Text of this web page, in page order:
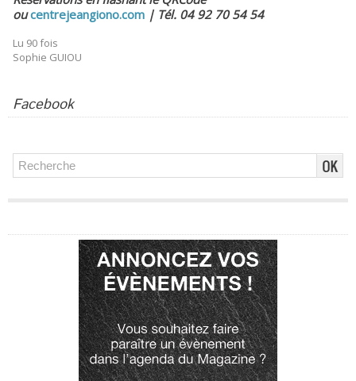
oucentrejeangiono.com | Tél. 04 92 70 54 54
Lu 90 fois
Sophie GUIOU
Facebook